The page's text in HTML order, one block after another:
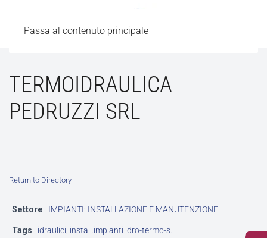
Passa al contenuto principale
TERMOIDRAULICA
PEDRUZZI SRL
Return to Directory
Settore IMPIANTI: INSTALLAZIONE E MANUTENZIONE
Tags idraulici, install.impianti idro-termo-s.